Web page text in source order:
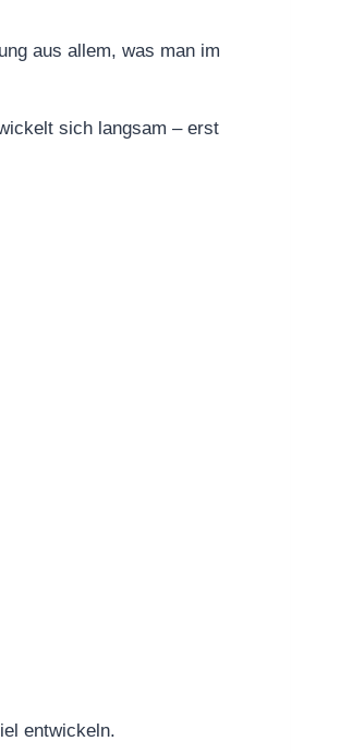
aus allem, was man im
sich langsam – erst
entwickeln.